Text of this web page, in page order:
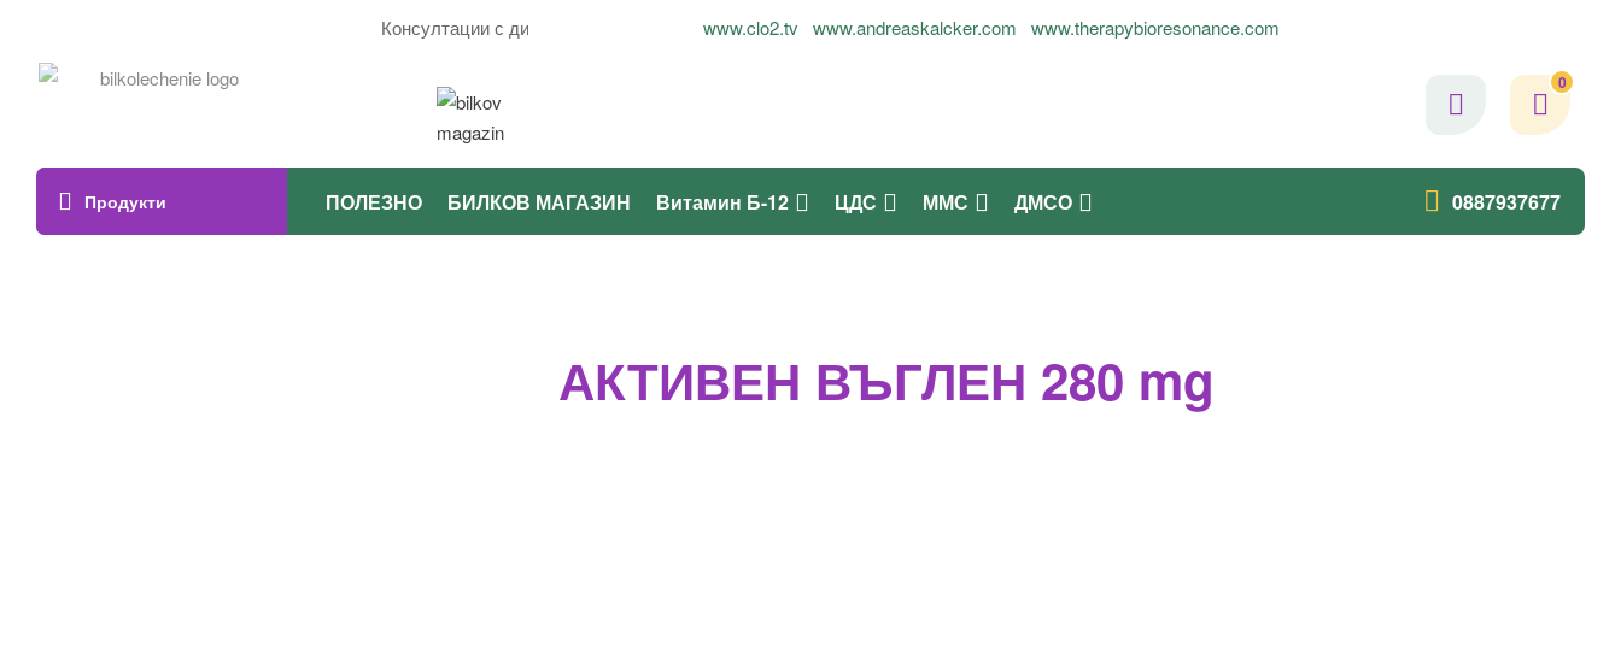
Консултации с диетолог Огнян Симеонов - 0899937677
www.clo2.tv www.andreaskalcker.com www.therapybioresonance.com
0
Продукти ПОЛЕЗНО БИЛКОВ МАГАЗИН Витамин Б-12 ЦДС ММС ДМСО 0887937677
АКТИВЕН ВЪГЛЕН 280 mg